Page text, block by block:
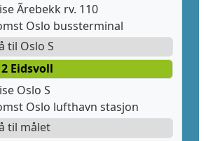
Ãrebekk rv. 110
Oslo bussterminal
til Oslo S
Eidsvoll
Oslo S
Oslo lufthavn stasjon
til målet